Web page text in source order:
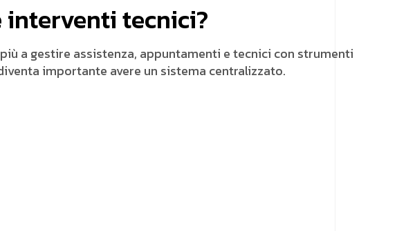
interventi tecnici?
a gestire assistenza, appuntamenti e tecnici con strumenti
importante avere un sistema centralizzato.